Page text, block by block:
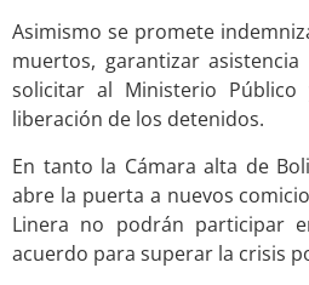
Asimismo se promete
muertos, garantizar
solicitar al Ministerio Público
liberación de los detenidos.
En tanto la Cámara alta de
abre la puerta a nuevos
Linera no podrán participar
acuerdo para superar la crisis